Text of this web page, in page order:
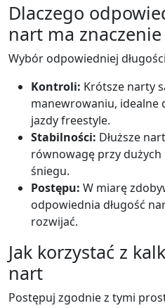
Dlaczego
nart ma znaczenie
Wybór odpowiedniej
Kontroli: Krótsze narty
manewrowaniu, idealne
jazdy freestyle.
Stabilności: Dłuższe
równowagę przy dużych
śniegu.
Postępu: W miarę
odpowiednia długość
rozwijać.
Jak korzystać z
nart
Postępuj zgodnie z tymi